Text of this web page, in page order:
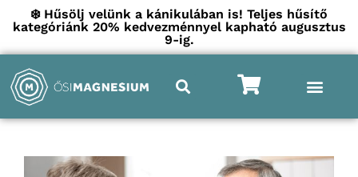
❄️ Hűsölj velünk a kánikulában is! Teljes hűsítő
kategóriánk 20% kedvezménnyel kapható augusztus
9-ig.